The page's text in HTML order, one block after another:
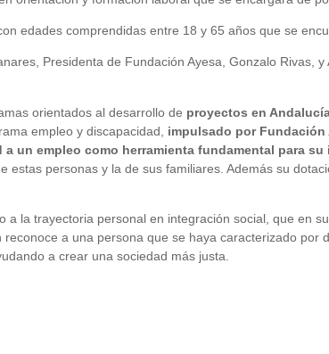
edades comprendidas entre 18 y 65 años que se
Presidenta de Fundación Ayesa, Gonzalo Rivas,
orientados al desarrollo de proyectos en
empleo y discapacidad, impulsado por
un empleo como herramienta fundamental para
estas personas y la de sus familiares. Además su
a la trayectoria personal en integración social, que en
a una persona que se haya caracterizado por
a crear una sociedad más justa.